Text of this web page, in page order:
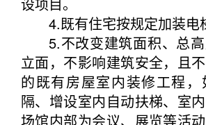
4.既有住宅按规定加装电
5.不改变建筑面积、总高
立面，不影响建筑安全，且
的既有房屋室内装修工程
隔、增设室内自动扶梯、室
场馆内部为会议、展览等活